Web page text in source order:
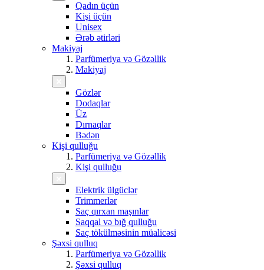
Qadın üçün
Kişi üçün
Unisex
Ərəb ətirləri
Makiyaj
Parfümeriya və Gözəllik
Makiyaj
Gözlər
Dodaqlar
Üz
Dırnaqlar
Bədən
Kişi qulluğu
Parfümeriya və Gözəllik
Kişi qulluğu
Elektrik ülgüclər
Trimmerlər
Saç qırxan maşınlar
Saqqal və bığ qulluğu
Saç tökülməsinin müalicəsi
Şəxsi qulluq
Parfümeriya və Gözəllik
Şəxsi qulluq